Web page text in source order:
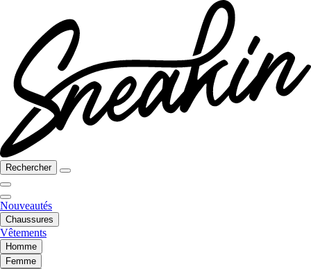
Rechercher
Nouveautés
Chaussures
Vêtements
Homme
Femme